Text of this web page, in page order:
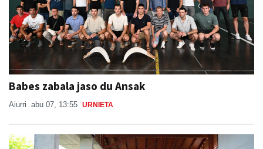
Babes zabala jaso du Ansak
Aiurri abu 07, 13:55 URNIETA